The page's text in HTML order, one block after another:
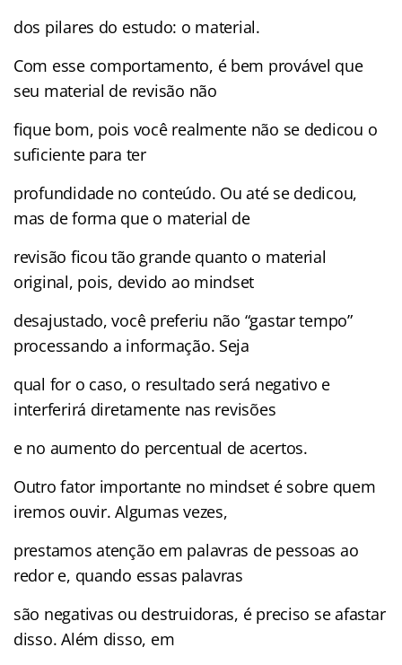
dos pilares do estudo: o material.
Com esse comportamento, é bem provável que
seu material de revisão não
fique bom, pois você realmente não se dedicou o
suficiente para ter
profundidade no conteúdo. Ou até se dedicou,
mas de forma que o material de
revisão ficou tão grande quanto o material
original, pois, devido ao mindset
desajustado, você preferiu não “gastar tempo”
processando a informação. Seja
qual for o caso, o resultado será negativo e
interferirá diretamente nas revisões
e no aumento do percentual de acertos.
Outro fator importante no mindset é sobre quem
iremos ouvir. Algumas vezes,
prestamos atenção em palavras de pessoas ao
redor e, quando essas palavras
são negativas ou destruidoras, é preciso se afastar
disso. Além disso, em